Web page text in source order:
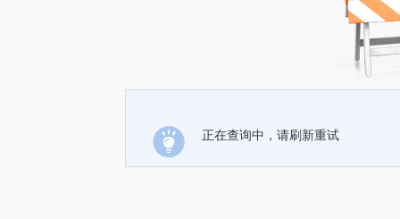
正在查询中，请刷新重试